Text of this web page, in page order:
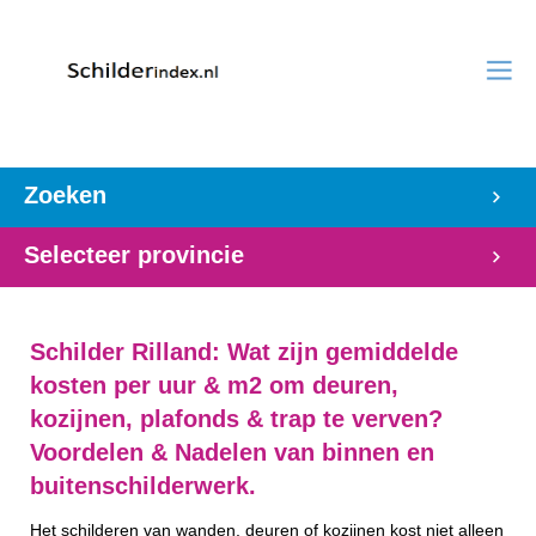
Zoeken
Selecteer provincie
Schilder Rilland: Wat zijn gemiddelde
kosten per uur & m2 om deuren,
kozijnen, plafonds & trap te verven?
Voordelen & Nadelen van binnen en
buitenschilderwerk.
Het schilderen van wanden, deuren of kozijnen kost niet alleen